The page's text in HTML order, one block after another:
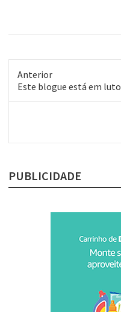
Anterior
Post
anterior:
Este blogue está em luto
post:
PUBLICIDADE